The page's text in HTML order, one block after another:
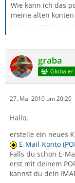
Wie kann ich das
meine alten
graba
27. Mai 2010 um 20:20
Hallo,
erstelle ein neues
E-Mail-Konto
Falls du schon E-
erst mit deinem
kannst du dein